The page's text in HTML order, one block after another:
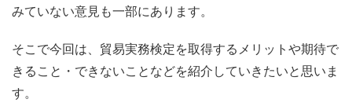
みていない意見も一部にあります。
そこで今回は、貿易実務検定を取得するメリットや期待で
きること・できないことなどを紹介していきたいと思いま
す。